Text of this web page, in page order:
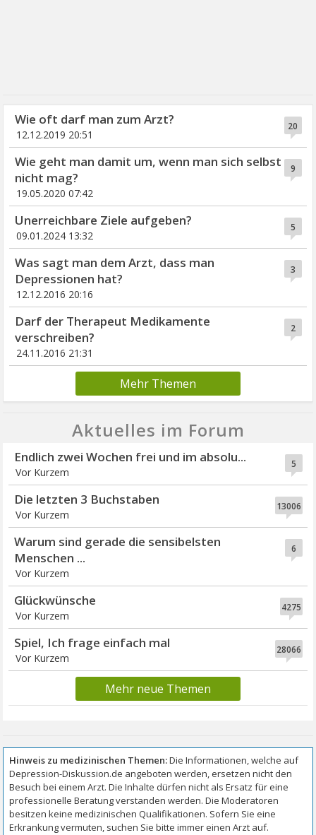
20
Wie oft darf man zum Arzt?
12.12.2019 20:51
9
Wie geht man damit um, wenn man sich selbst
nicht mag?
19.05.2020 07:42
5
Unerreichbare Ziele aufgeben?
09.01.2024 13:32
3
Was sagt man dem Arzt, dass man
Depressionen hat?
12.12.2016 20:16
2
Darf der Therapeut Medikamente
verschreiben?
24.11.2016 21:31
Mehr Themen
Aktuelles im Forum
5
Endlich zwei Wochen frei und im absolu...
Vor Kurzem
13006
Die letzten 3 Buchstaben
Vor Kurzem
6
Warum sind gerade die sensibelsten
Menschen ...
Vor Kurzem
4275
Glückwünsche
Vor Kurzem
28066
Spiel, Ich frage einfach mal
Vor Kurzem
Mehr neue Themen